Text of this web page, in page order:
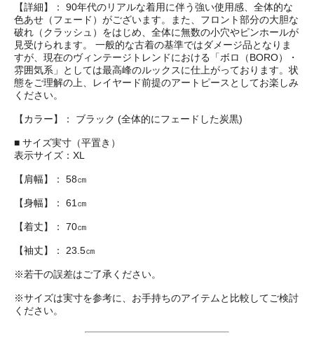
【詳細】： 90年代のリアルな着用に伴う強い使用感、全体的な
色あせ（フェード）がございます。また、フロント部分の大胆な
破れ（クラッシュ）をはじめ、全体に無数の小穴やピンホールが
見受けられます。 一般的な古着の基準ではダメージ品となりま
すが、現在のヴィンテージトレンドにおける「ボロ（BORO）・
雰囲気系」としては最高峰のルックスに仕上がっております。状
態をご理解の上、レイヤード前提のアートピースとしてお楽しみ
ください。
【カラー】： ブラック (全体的にフェードした炭黒)
■ サイズ実寸（平置き）
表示サイズ：XL
【肩幅】： 58㎝
【身幅】： 61㎝
【着丈】： 70㎝
【袖丈】： 23.5㎝
※若干の誤差はご了承ください。
※サイズは実寸を参考に、お手持ちのアイテムと比較してご検討
ください。